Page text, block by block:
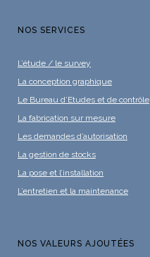
NOS SERVICES
L’étude / le survey
La conception graphique
Le Bureau d’Etudes et de contrôle
La fabrication sur mesure
Les demandes d’autorisation
La gestion de stocks
La pose et l’installation
L’entretien et la maintenance
NOS VALEURS AJOUTÉES